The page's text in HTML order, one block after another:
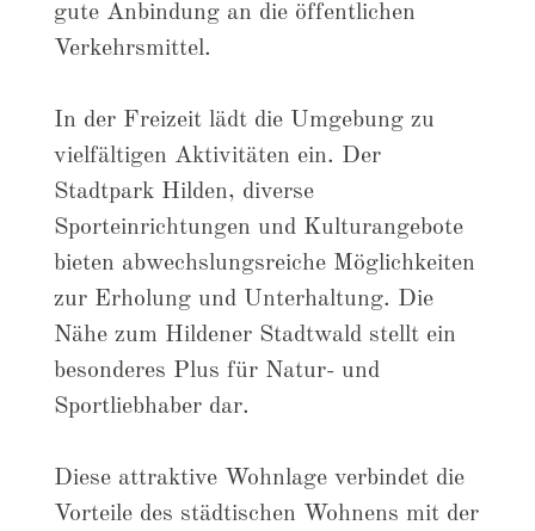
gute Anbindung an die öffentlichen
Verkehrsmittel.
In der Freizeit lädt die Umgebung zu
vielfältigen Aktivitäten ein. Der
Stadtpark Hilden, diverse
Sporteinrichtungen und Kulturangebote
bieten abwechslungsreiche Möglichkeiten
zur Erholung und Unterhaltung. Die
Nähe zum Hildener Stadtwald stellt ein
besonderes Plus für Natur- und
Sportliebhaber dar.
Diese attraktive Wohnlage verbindet die
Vorteile des städtischen Wohnens mit der